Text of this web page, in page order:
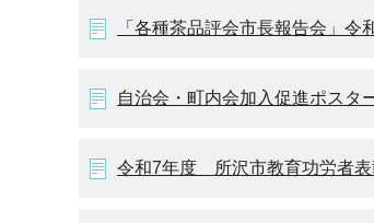
「各種茶品評会市長報告会」
自治会・町内会加入促進ポスタ
令和7年度 所沢市教育功労者表